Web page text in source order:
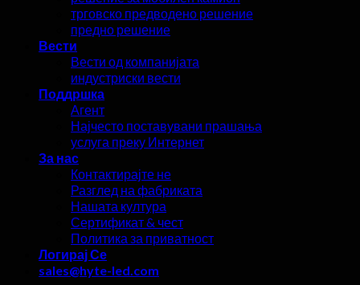
трговско предводено решение
предно решение
Вести
Вести од компанијата
индустриски вести
Поддршка
Агент
Најчесто поставувани прашања
услуга преку Интернет
За нас
Контактирајте не
Разглед на фабриката
Нашата култура
Сертификат & чест
Политика за приватност
Логирај Се
sales@hyte-led.com